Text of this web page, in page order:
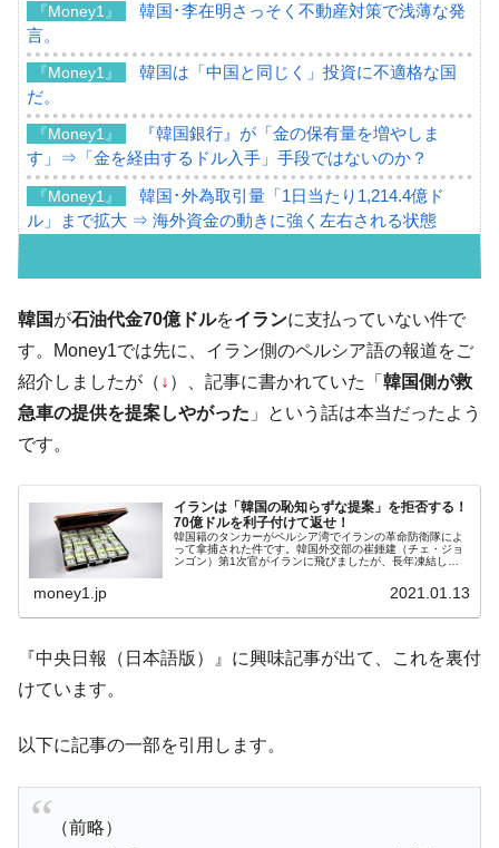
『Money1』
韓国･李在明さっそく不動産対策で浅薄な発
言。
『Money1』
韓国は「中国と同じく」投資に不適格な国
だ。
『Money1』
『韓国銀行』が「金の保有量を増やしま
す」⇒「金を経由するドル入手」手段ではないのか？
『Money1』
韓国･外為取引量「1日当たり1,214.4億ド
ル」まで拡大 ⇒ 海外資金の動きに強く左右される状態
い「50.5％」に上昇
『Money1』
韓国大統領府ボンクラ政策室長が告発され
た ⇒ 国家が行った恐るべき株価操作であり、空前の国政壟
『Money1』
韓国･警察職員が「丸刈りになって抗議活
動」
国の過剰生産が世界を蝕む。
『Money1』
韓国製造業「半導体絶好調」のウラで他業
種は全般的「不調」⇒ PSIが示す現況は決して良くない。
『Money1』
【米韓激突案件】韓国消費者院が『クーパ
ン』1人当たり賠償10万ウォンを認定 ⇒ 総額3兆7,000億
『Money1』 韓国で猛暑。南東部では干ばつ
『Money1』
『Money1』
【対日本円】ウォン安が急進！ 日米の協調
『Money1』
は韓国で『BYD』車は売れている。6カ月で対前年同期比
韓国が石油代金70億ドルをイランに支払っていない件で
す。Money1では先に、イラン側のペルシア語の報道をご
紹介しましたが（ ↓ ）、記事に書かれていた「 韓国側が救
急車の提供を提案しやがった 」という話は本当だったよう
です。
イランは「韓国の恥知らずな提案」を拒否する！
70億ドルを利子付けて返せ！
韓国籍のタンカーがペルシア湾でイランの革命防衛隊によ
って拿捕された件です。韓国外交部の崔鍾建（チェ・ジョ
ンゴン）第1次官がイランに飛びましたが、長年凍結して
money1.jp 2021.01.13
『中央日報（日本語版）』に興味記事が出て、これを裏付
けています。
以下に記事の一部を引用します。
（前略）